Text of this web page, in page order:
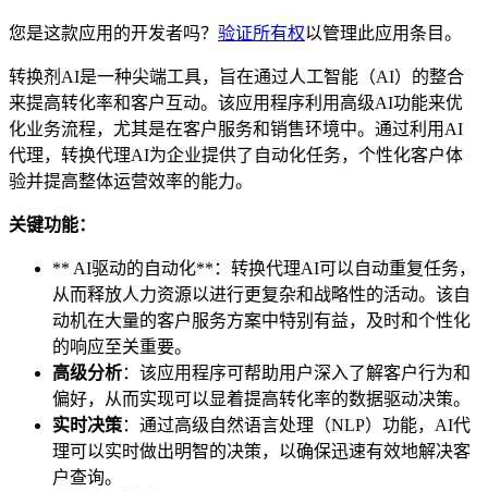
您是这款应用的开发者吗？ 验证所有权以管理此应用条目。
转换剂AI是一种尖端工具，旨在通过人工智能（AI）的整合
来提高转化率和客户互动。该应用程序利用高级AI功能来优
化业务流程，尤其是在客户服务和销售环境中。通过利用AI
代理，转换代理AI为企业提供了自动化任务，个性化客户体
验并提高整体运营效率的能力。
关键功能：
** AI驱动的自动化**：转换代理AI可以自动重复任务，
从而释放人力资源以进行更复杂和战略性的活动。该自
动机在大量的客户服务方案中特别有益，及时和个性化
的响应至关重要。
高级分析：该应用程序可帮助用户深入了解客户行为和
偏好，从而实现可以显着提高转化率的数据驱动决策。
实时决策：通过高级自然语言处理（NLP）功能，AI代
理可以实时做出明智的决策，以确保迅速有效地解决客
户查询。